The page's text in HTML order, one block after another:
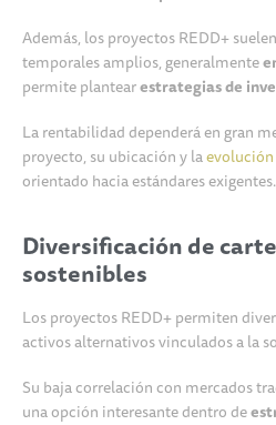
Además, los proyectos REDD+
temporales amplios, generalmente
permite plantearestrategias de
La rentabilidad dependerá en gran
proyecto, su ubicación y la
orientado hacia estándares exigentes.
Diversificación de
sostenibles
Los proyectos REDD+ permiten
activos alternativos vinculados a la
Su baja correlación con mercados
una opción interesante dentro de